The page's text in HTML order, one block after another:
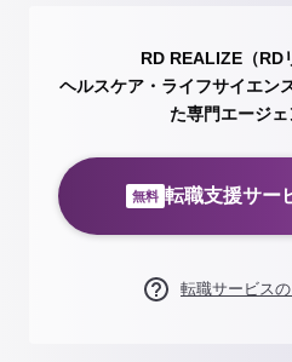
RD REALIZE（RD
ヘルスケア・ライフサイエン
た専門エージェ
無料 転職支援サー
転職サービス